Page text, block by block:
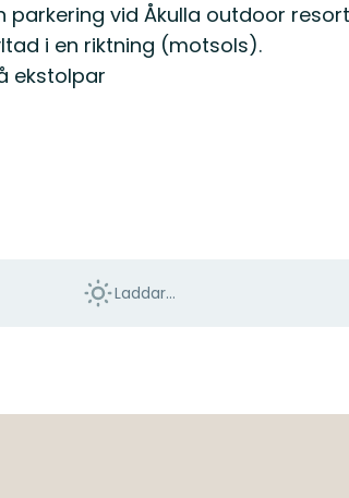
parkering vid Åkulla outdoor
i en riktning (motsols).
ekstolpar
Laddar...